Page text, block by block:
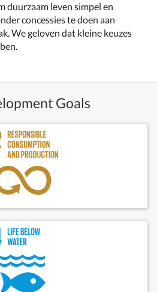
duurzaam leven simpel en
concessies te doen aan
We geloven dat kleine keuzes
Goals